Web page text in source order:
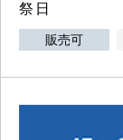
祭日
販売可